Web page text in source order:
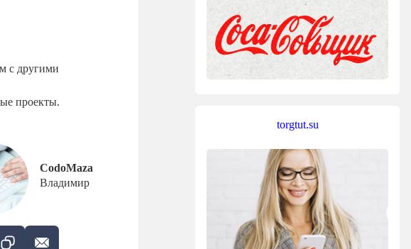
с другими
проекты.
CodoMaza
Владимир
torgtut.su